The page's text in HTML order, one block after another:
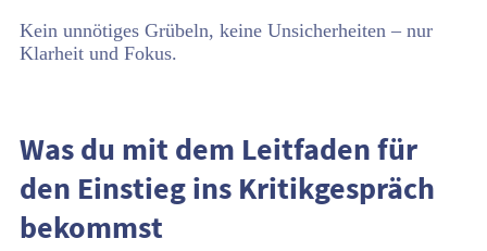
Kein unnötiges Grübeln, keine Unsicherheiten – nur
Klarheit und Fokus.
Was du mit dem Leitfaden für
den Einstieg ins Kritikgespräch
bekommst